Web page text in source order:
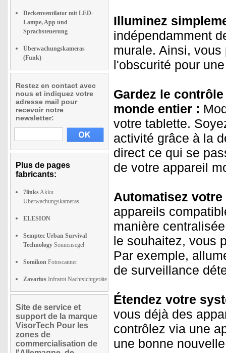
Deckenventilator mit LED-
Lampe, App und
Sprachsteuerung
Überwachungskameras
(Funk)
Restez en contact avec
nous et indiquez votre
adresse mail pour
recevoir notre
newsletter:
Plus de pages
fabricants:
7linksAkku
Überwachungskameras
ELESION
Semptec Urban Survival
Technology Sonnensegel
Somikon Fotoscanner
Zavarius Infrarot Nachtsichtgeräte
Site de service et
support de la marque
VisorTech Pour les
zones de
commercialisation de
Illuminez
indépendamment
murale. Ainsi,
l'obscurité pour
Gardez le
monde entier :
votre tablette.
activité grâce à la
direct ce qui se
de votre appareil
Automatisez
appareils
manière
le souhaitez, vous
Par exemple,
de surveillance
Étendez votre
vous déjà des
contrôlez via une
une bonne